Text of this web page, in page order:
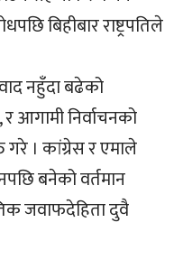
बिहीबार राष्ट्रपतिले
नहुँदा बढेको
आगामी निर्वाचनको
गरे । कांग्रेस र एमाले
बनेको वर्तमान
जवाफदेहिता दुवै